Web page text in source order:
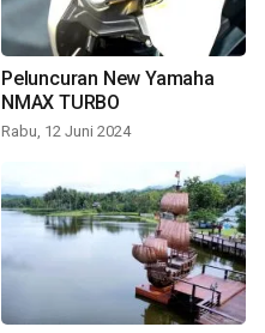
Peluncuran New Yamaha
NMAX TURBO
Rabu, 12 Juni 2024